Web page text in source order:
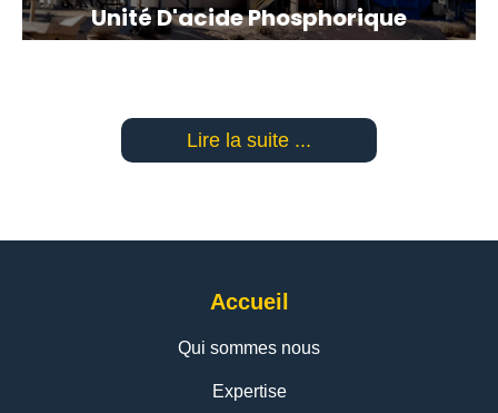
Unité D'acide Phosphorique
Lire la suite ...
Accueil
Qui sommes nous
Expertise